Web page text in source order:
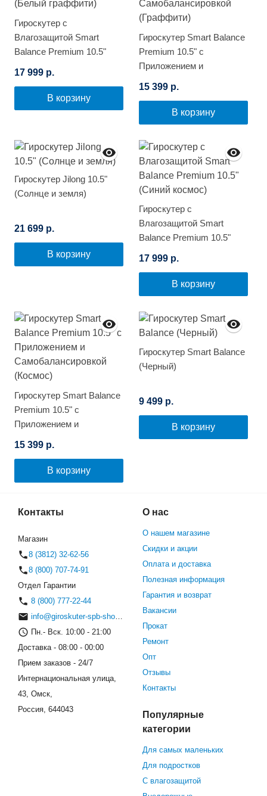
Гироскутер с
Влагозащитой Smart
Balance Premium 10.5"
(Белый граффити)
17 999 р.
В корзину
Гироскутер Smart Balance
Premium 10.5" с
Приложением и
Самобалансировкой
(Граффити)
15 399 р.
В корзину
Гироскутер Jilong 10.5"
(Солнце и земля)
21 699 р.
В корзину
Гироскутер с
Влагозащитой Smart
Balance Premium 10.5"
(Синий космос)
17 999 р.
В корзину
Гироскутер Smart Balance
Premium 10.5" с
Приложением и
Самобалансировкой
(Космос)
15 399 р.
В корзину
Гироскутер Smart Balance
(Черный)
9 499 р.
В корзину
Контакты
Магазин
8 (3812) 32-62-56
8 (800) 707-74-91
Отдел Гарантии
8 (800) 777-22-44
info@giroskuter-spb-shop.ru
Пн.- Вск. 10:00 - 21:00
Доставка - 08:00 - 00:00
Прием заказов - 24/7
Интернациональная улица,
43, Омск,
Россия, 644043
О нас
О нашем магазине
Скидки и акции
Оплата и доставка
Полезная информация
Гарантия и возврат
Вакансии
Прокат
Ремонт
Опт
Отзывы
Контакты
Популярные
категории
Для самых маленьких
Для подростков
С влагозащитой